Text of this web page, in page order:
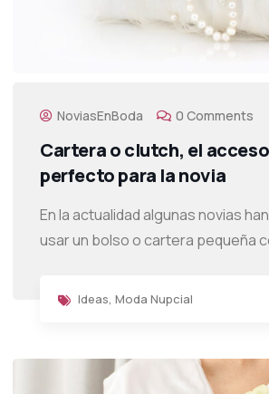
NoviasEnBoda 0 Comments
Cartera o clutch, el
perfecto para la novia
En la actualidad algunas novias
usar un bolso o cartera pequeña
Ideas, Moda Nupcial